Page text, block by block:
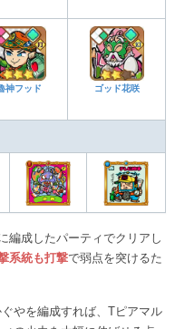
神フッド ゴッド花咲
編成したパーティでクリアし
系統も打撃で弱点を突けるた
やを編成すれば、Tピアマル